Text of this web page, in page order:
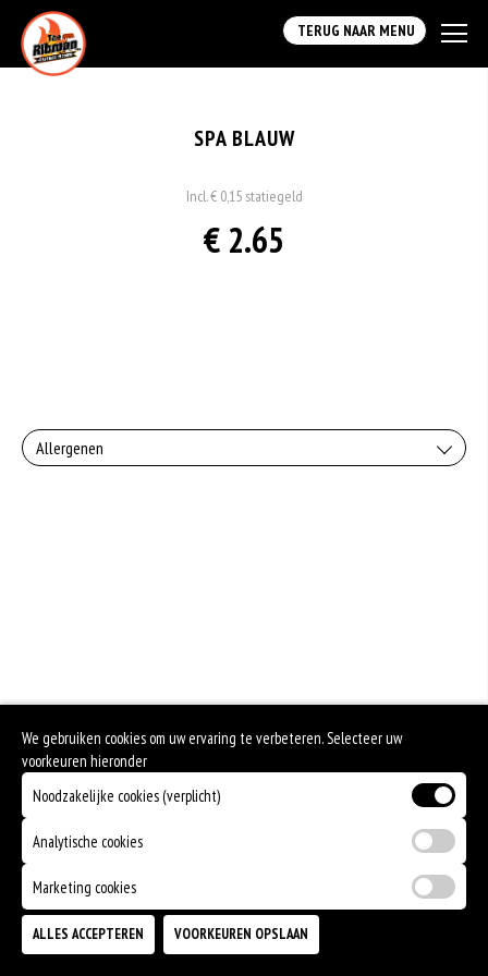
TERUG NAAR MENU
SPA BLAUW
Incl. € 0,15 statiegeld
€ 2.65
Allergenen
We gebruiken cookies om uw ervaring te verbeteren. Selecteer uw
voorkeuren hieronder
Noodzakelijke cookies (verplicht)
Analytische cookies
Marketing cookies
ALLES ACCEPTEREN VOORKEUREN OPSLAAN